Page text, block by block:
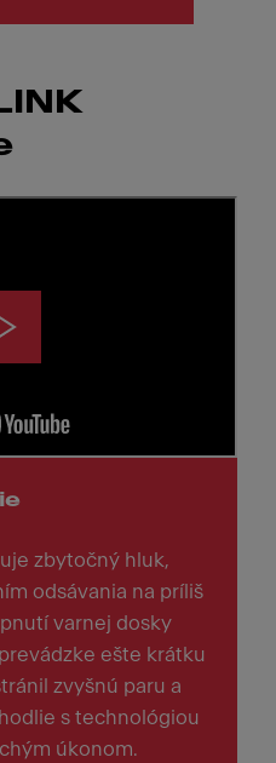
zbytočný hluk,
odsávania na príliš
varnej dosky
ešte krátku
zvyšnú paru a
s technológiou
úkonom.